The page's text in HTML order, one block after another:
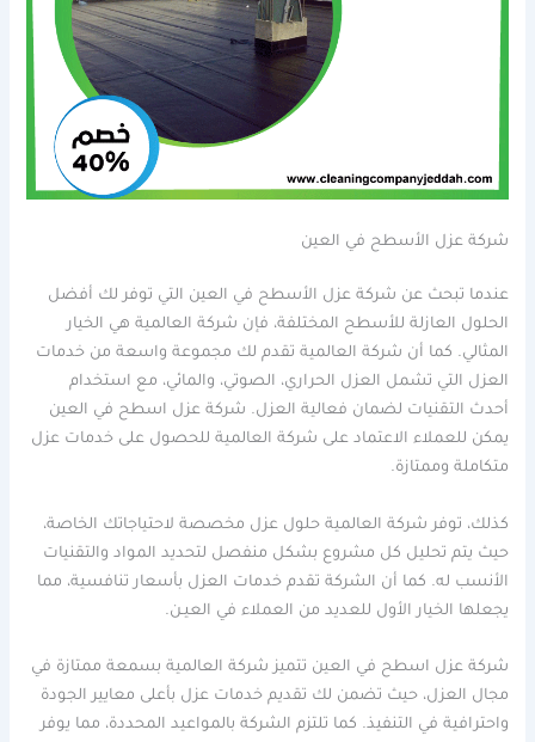
شركة عزل الأسطح في العين
عندما تبحث عن شركة عزل الأسطح في العين التي توفر لك أفضل
الحلول العازلة للأسطح المختلفة، فإن شركة العالمية هي الخيار
المثالي. كما أن شركة العالمية تقدم لك مجموعة واسعة من خدمات
العزل التي تشمل العزل الحراري، الصوتي، والمائي، مع استخدام
أحدث التقنيات لضمان فعالية العزل. شركة عزل اسطح في العين
يمكن للعملاء الاعتماد على شركة العالمية للحصول على خدمات عزل
متكاملة وممتازة.
كذلك، توفر شركة العالمية حلول عزل مخصصة لاحتياجاتك الخاصة،
حيث يتم تحليل كل مشروع بشكل منفصل لتحديد المواد والتقنيات
الأنسب له. كما أن الشركة تقدم خدمات العزل بأسعار تنافسية، مما
يجعلها الخيار الأول للعديد من العملاء في العيـن.
شركة عزل اسطح في العين تتميز شركة العالمية بسمعة ممتازة في
مجال العزل، حيث تضمن لك تقديم خدمات عزل بأعلى معايير الجودة
واحترافية في التنفيذ. كما تلتزم الشركة بالمواعيد المحددة، مما يوفر